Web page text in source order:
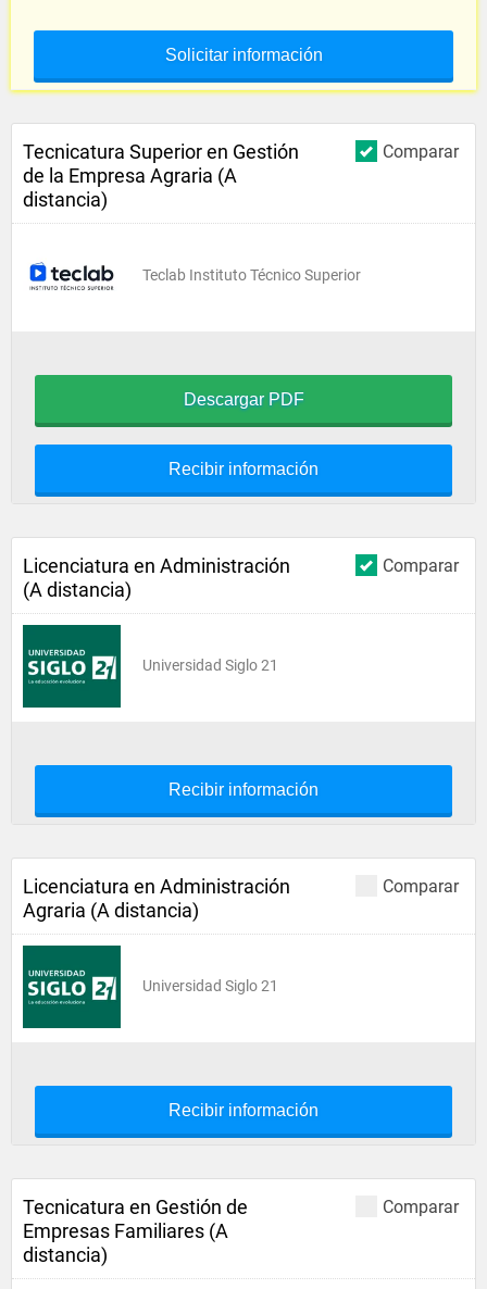
Solicitar información
Comparar
Tecnicatura Superior en Gestión
de la Empresa Agraria (A
distancia)
Teclab Instituto Técnico Superior
Descargar PDF
Recibir información
Comparar
Licenciatura en Administración
(A distancia)
Universidad Siglo 21
Recibir información
Comparar
Licenciatura en Administración
Agraria (A distancia)
Universidad Siglo 21
Recibir información
Comparar
Tecnicatura en Gestión de
Empresas Familiares (A
distancia)